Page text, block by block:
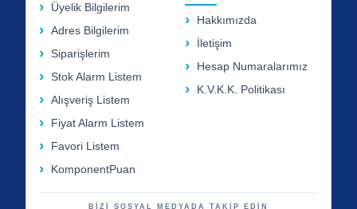
Üyelik Bilgilerim
Adres Bilgilerim
Siparişlerim
Stok Alarm Listem
Alışveriş Listem
Fiyat Alarm Listem
Favori Listem
KomponentPuan
Hakkımızda
İletişim
Hesap Numaralarımız
K.V.K.K. Politikası
BİZİ SOSYAL MEDYADA TAKİP EDİN